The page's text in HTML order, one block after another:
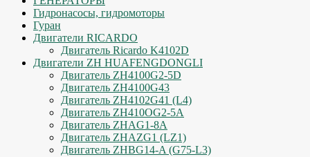
Гидронасосы, гидромоторы
Гуран
Двигатели RICARDO
Двигатель Ricardo K4102D
Двигатели ZH HUAFENGDONGLI
Двигатель ZH4100G2-5D
Двигатель ZH4100G43
Двигатель ZH4102G41 (L4)
Двигатель ZH410OG2-5A
Двигатель ZHAG1-8A
Двигатель ZHAZG1 (LZ1)
Двигатель ZHBG14-A (G75-L3)